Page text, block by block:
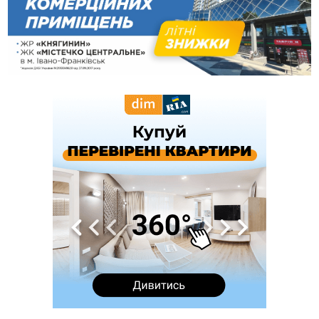
11:50
Податкова передасть в Міноборони для "Оберегу" дані про
чоловіків 18–60 років
11:20
Водійка, яку на Сухомлинського побив інший керманич,
відмовилася від обвинувачення — справу закрили
10:45
У Франківську, Коломиї, Долині та Яремче 6 серпня
Змушував надсилати інтимні фото: на Прикарпатті
затримали підозрюваного у розбещенні малолітньої
АМКУ розпочав справу проти Гвіздецької селищної ради
через різні ставки земельного податку
Синоптики попереджають про значний дощ на Прикарпатті
до кінця п'ятниці
Нафтогазову площу на межі Прикарпаття та Львівщини
повторно виставили на аукціон за 830 млн
ФОТО
У Польщі невідомі скоїли наругу над могилою УПА
Сили оборони уразила Ярославський НПЗ та кораблі
берегової охорони фсб у Керчі